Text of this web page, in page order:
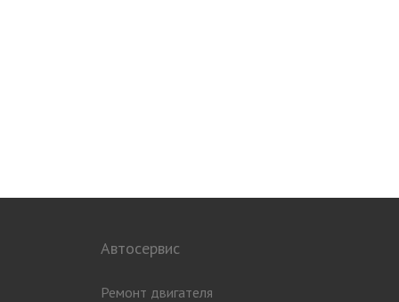
Автосервис
Ремонт двигателя